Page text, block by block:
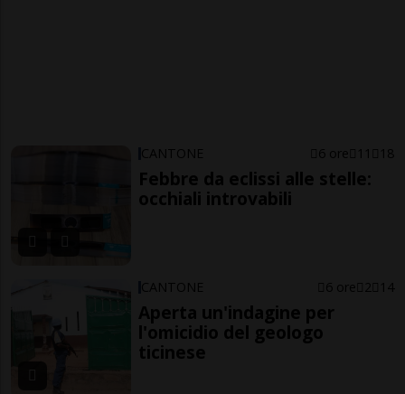
CANTONE 6 ore 11 18
Febbre da eclissi alle stelle:
occhiali introvabili
CANTONE 6 ore 2 14
Aperta un'indagine per
l'omicidio del geologo
ticinese